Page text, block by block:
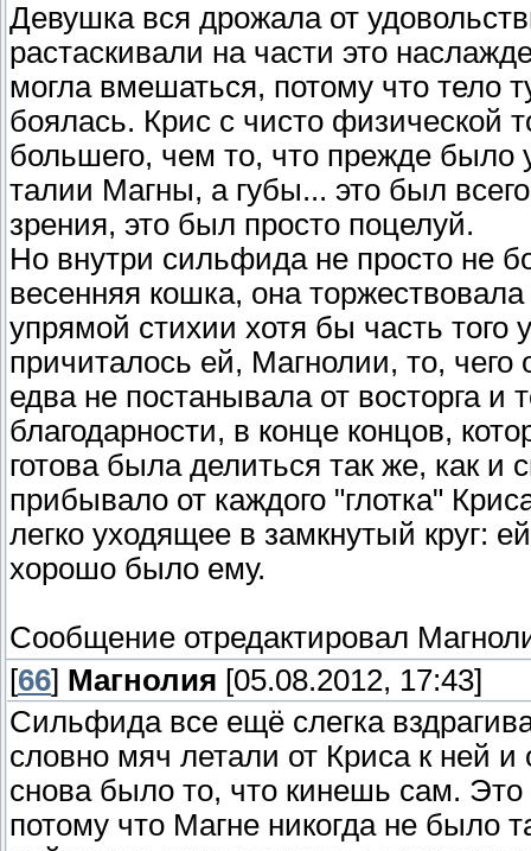
Девушка вся дрожала от
растаскивали на части это
могла вмешаться, потому что тело
боялась. Крис с чисто физической
большего, чем то, что прежде было
талии Магны, а губы... это был
зрения, это был просто поцелуй.
Но внутри сильфида не просто не
весенняя кошка, она
упрямой стихии хотя бы часть того
причиталось ей, Магнолии, то,
едва не постанывала от восторга и
благодарности, в конце концов,
готова была делиться так же, как и
прибывало от каждого "глотка"
легко уходящее в замкнутый круг:
хорошо было ему.
Сообщение отредактировал
[66] Магнолия [05.08.2012, 17:43]
Сильфида все ещё слегка
словно мяч летали от Криса к ней и
снова было то, что кинешь сам.
потому что Магне никогда не было